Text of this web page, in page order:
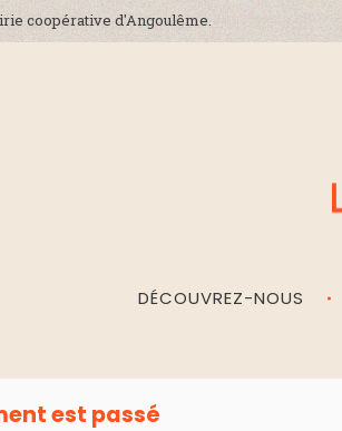
coopérative d'Angoulême.
DÉCOUVREZ-NOUS
est passé